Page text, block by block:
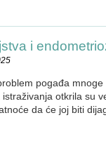
i
pogađa
otkrila su
da će joj biti